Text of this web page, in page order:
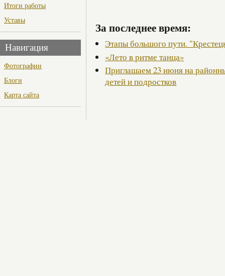
Итоги работы
Уставы
Навигация
Фотографии
Блоги
Карта сайта
За последнее время:
Этапы большого пути.
«Лето в ритме танца»
Приглашаем 23 июня на
детей и подростков